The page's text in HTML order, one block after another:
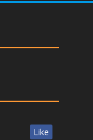
Like